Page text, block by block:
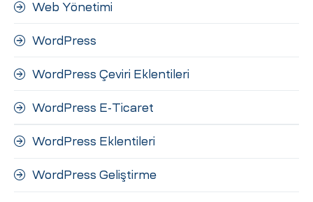
Web Yönetimi
WordPress
WordPress Çeviri Eklentileri
WordPress E-Ticaret
WordPress Eklentileri
WordPress Geliştirme